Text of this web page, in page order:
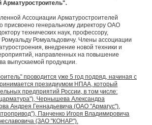
Арматуростроитель".
Ассоциации Арматуростроителей
генеральному директору ОАО
технических наук, профессору,
Ромуальдовичу. Члены ассоциации
внедрение новой техники и
направленных на повышение
выпускаемой продукции.
проводится уже 5 год подряд, начиная с
президиумом НПАА, который
предприятий России, в том числе:
Чернышева Александра
Андрея Геннадьевича (ОАО "Армагус"),
Панченко Игоря Владимировича
(ЗАО "КОНАР").